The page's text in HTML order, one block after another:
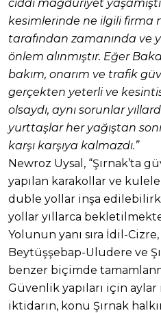
ciddi mağduriyet
kesimlerinde ne ilgili firma
tarafından zamanında ve
önlem alınmıştır. Eğer
bakım, onarım ve trafik
gerçekten yeterli ve
olsaydı, aynı sorunlar
yurttaşlar her yağıştan
karşı karşıya kalmazdı.”
Newroz Uysal, “Şırnak’ta
yapılan karakollar ve
duble yollar inşa
yollar yıllarca
Yolunun yanı sıra İdil-
Beytüşşebap-Uludere ve
benzer biçimde
Güvenlik yapıları için
iktidarın, konu Şırnak